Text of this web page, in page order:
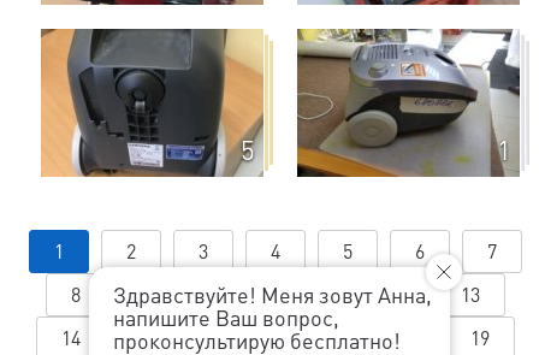
Здравствуйте! Меня зовут Анна,
напишите Ваш вопрос,
проконсультирую бесплатно!
согласовывает с заказчиком.
5 1
1 2 3 4 5 6
7
8
9 10 11 12
13
14
15 16 17 18
19